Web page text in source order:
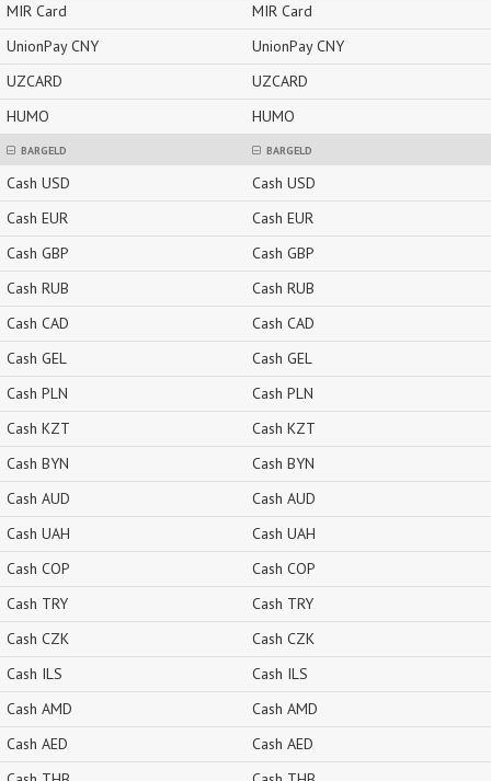
MIR Card
UnionPay CNY
UZCARD
HUMO
BARGELD
Cash USD
Cash EUR
Cash GBP
Cash RUB
Cash CAD
Cash GEL
Cash PLN
Cash KZT
Cash BYN
Cash AUD
Cash UAH
Cash COP
Cash TRY
Cash CZK
Cash ILS
Cash AMD
Cash AED
MIR Card
UnionPay CNY
UZCARD
HUMO
BARGELD
Cash USD
Cash EUR
Cash GBP
Cash RUB
Cash CAD
Cash GEL
Cash PLN
Cash KZT
Cash BYN
Cash AUD
Cash UAH
Cash COP
Cash TRY
Cash CZK
Cash ILS
Cash AMD
Cash AED